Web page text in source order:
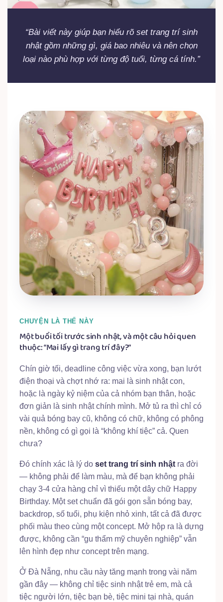
“Bài viết này giúp bạn hiểu rõ set trang trí sinh
nhật gồm những gì, giá bao nhiêu và nên chọn
loại nào phù hợp với từng độ tuổi, từng cá tính.”
CHUYỆN LÀ THẾ NÀY
Một buổi tối trước sinh nhật, và một câu hỏi quen
thuộc: “Mai lấy gì trang trí đây?”
Chín giờ tối, deadline công việc vừa xong, bạn lướt
điện thoại và chợt nhớ ra: mai là sinh nhật con,
hoặc là ngày kỷ niệm của cả nhóm bạn thân, hoặc
đơn giản là sinh nhật chính mình. Mở tủ ra thì chỉ có
vài quả bóng bay cũ, không có chữ, không có phông
nền, không có gì gọi là “không khí tiệc” cả. Quen
chưa?
Đó chính xác là lý do set trang trí sinh nhật ra đời
— không phải để làm màu, mà để bạn không phải
chạy 3-4 cửa hàng chỉ vì thiếu một dây chữ Happy
Birthday. Một set chuẩn đã gói gọn sẵn bóng bay,
backdrop, số tuổi, phụ kiện nhỏ xinh, tất cả đã được
phối màu theo cùng một concept. Mở hộp ra là dựng
được, không cần “gu thẩm mỹ chuyên nghiệp” vẫn
lên hình đẹp như concept trên mạng.
Ở Đà Nẵng, nhu cầu này tăng mạnh trong vài năm
gần đây — không chỉ tiệc sinh nhật trẻ em, mà cả
tiệc người lớn, tiệc bạn bè, tiệc mini tại nhà, quán